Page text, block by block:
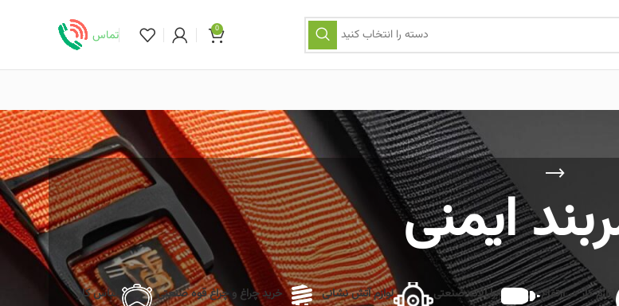
دسته را انتخاب کنید 0 تماس
ایمنی
لوازم کار در ارتفاع
ابزارآلات صنعتی
لوازم آتش نشانی
خرید چراغ و چراغ قوه صنعتی
لباس کار